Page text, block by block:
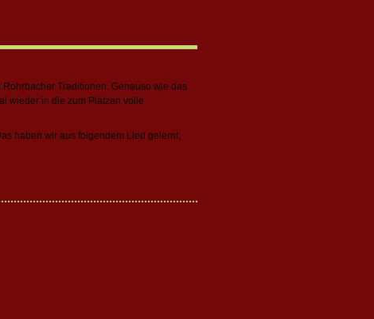
Traditionen. Genauso wie das
wieder in die zum Platzen volle
haben wir aus folgendem Lied gelernt,